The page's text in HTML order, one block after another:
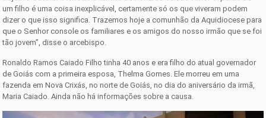
um filho é uma coisa inexplicável, certamente só os que viveram podem
dizer o que isso significa. Trazemos hoje a comunhão da Aquidiocese para
que o Senhor console os familiares e os amigos do nosso irmão que se foi
tão jovem”, disse o arcebispo.
Ronaldo Ramos Caiado Filho tinha 40 anos e era filho do atual governador
de Goiás com a primeira esposa, Thelma Gomes. Ele morreu em uma
fazenda em Nova Crixás, no norte de Goiás, no dia do aniversário da irmã,
Maria Caiado. Ainda não há informações sobre a causa.